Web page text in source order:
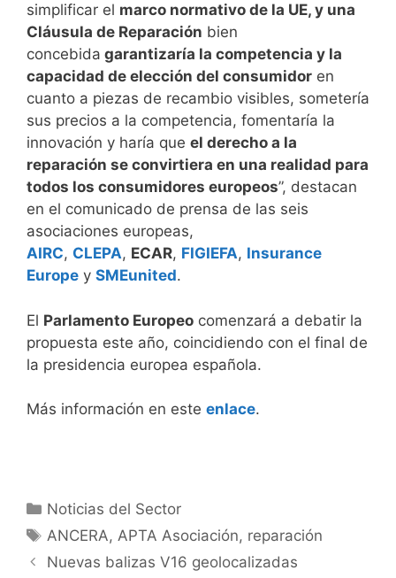
simplificar el marco normativo de la UE, y una
Cláusula de Reparación bien
concebida garantizaría la competencia y la
capacidad de elección del consumidor en
cuanto a piezas de recambio visibles, sometería
sus precios a la competencia, fomentaría la
innovación y haría que el derecho a la
reparación se convirtiera en una realidad para
todos los consumidores europeos”, destacan
en el comunicado de prensa de las seis
asociaciones europeas,
AIRC, CLEPA, ECAR, FIGIEFA, Insurance
Europe y SMEunited.
El Parlamento Europeo comenzará a debatir la
propuesta este año, coincidiendo con el final de
la presidencia europea española.
Más información en este enlace.
Noticias del Sector
ANCERA, APTA Asociación, reparación
Nuevas balizas V16 geolocalizadas